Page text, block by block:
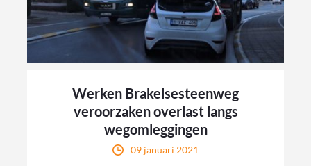
Werken Brakelsesteenweg
veroorzaken overlast langs
wegomleggingen
09 januari 2021